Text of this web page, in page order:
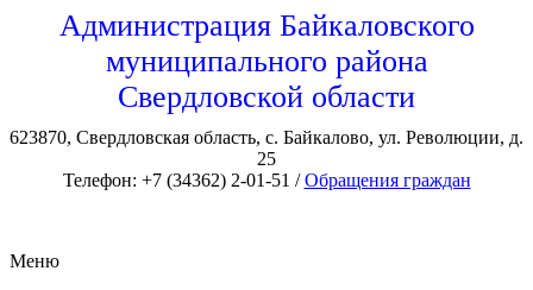
Администрация Байкаловского
муниципального района
Свердловской области
623870, Свердловская область, с. Байкалово, ул. Революции, д.
25
Телефон: +7 (34362) 2-01-51 /Обращения граждан
Меню